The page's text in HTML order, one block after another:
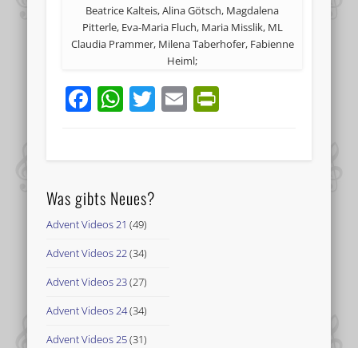
Beatrice Kalteis, Alina Götsch, Magdalena
Pitterle, Eva-Maria Fluch, Maria Misslik, ML
Claudia Prammer, Milena Taberhofer, Fabienne
Heiml;
Facebook
WhatsApp
Twitter
Email
Was gibts Neues?
Advent Videos 21 (49)
Advent Videos 22(34)
Advent Videos 23(27)
Advent Videos 24(34)
Advent Videos 25(31)